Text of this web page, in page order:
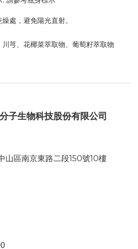
處，避免陽光直射。
芎、花椰菜萃取物、葡萄籽萃取物
子生物科技股份有限公司
山區南京東路二段150號10樓